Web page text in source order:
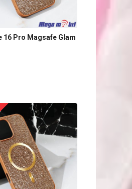
Pro Magsafe Glam
16 Pro Magsafe Glam